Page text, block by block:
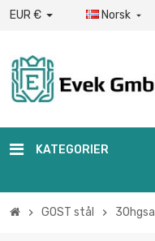
EUR € Norsk 
KATEGORIER
chevron_right GOST stål chevron_right 30hgsa